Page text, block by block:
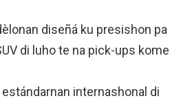
diseñá ku presishon
di luho te na pick-ups
internashonal di